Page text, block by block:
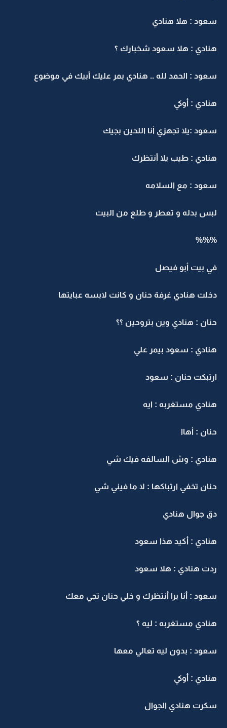
سعود : هلا هنادي
هنادي : هلا سعود شخبارك ؟
سعود : الحمد لله .. هنادي بمر عليك أبيك في موضوع
هنادي : أوكي
سعود :يلا تجهزي أنا اللحين بجيك
هنادي : طيب يلا أنتظرك
سعود : مع السلامه
لبس بدله و تعطر و طلع من البيت
%%%
في بيت أبو فيصل
دخلت هنادي غرفة حنان و كانت لابسه عبايتها
حنان : هنادي وين بتروحين ؟؟
هنادي : سعود بيمر علي
ارتبكت حنان : سعود
هنادي مستغربه : ايه
حنان : أهاا
هنادي : وش السالفه فيك شي
حنان تخفي ارتباكها : لا ما فيني شي
دق جوال هنادي
هنادي : أكيد هذا سعود
ردت هنادي : هلا سعود
سعود : أنا برا أنتظرك و خلي حنان تجي معك
هنادي مستغربه : ليه ؟
سعود : بدون ليه تعالي معها
هنادي : أوكي
سكرت هنادي الجوال